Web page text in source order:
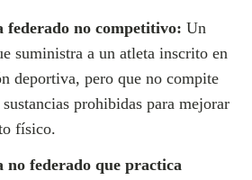
federado no competitivo: Un
suministra a un atleta inscrito en
deportiva, pero que no compite
prohibidas para mejorar
físico.
no federado que practica